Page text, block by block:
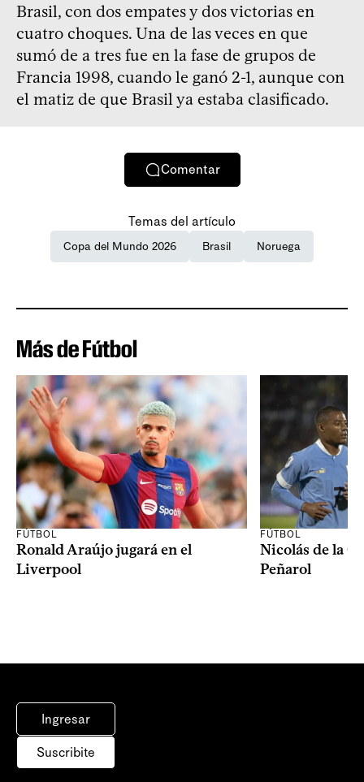
Brasil, con dos empates y dos victorias en
cuatro choques. Una de las veces en que
sumó de a tres fue en la fase de grupos de
Francia 1998, cuando le ganó 2-1, aunque con
el matiz de que Brasil ya estaba clasificado.
Comentar
Temas del artículo
Copa del Mundo 2026 Brasil Noruega
Más de Fútbol
FÚTBOL
Ronald Araújo jugará en el
Liverpool
FÚTBOL
Nicolás de la
Peñarol
Ingresar
Suscribite